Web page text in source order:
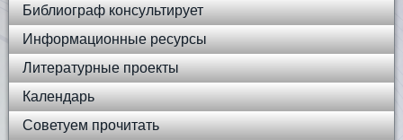
Библиограф консультирует
Информационные ресурсы
Литературные проекты
Календарь
Советуем прочитать